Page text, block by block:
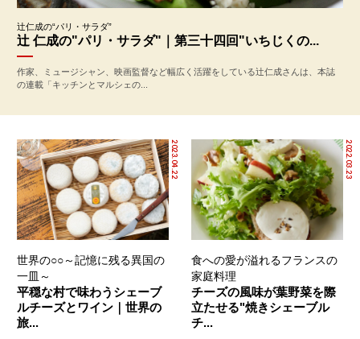
辻仁成の“パリ・サラダ”
辻 仁成の"パリ・サラダ"｜第三十四回"いちじくの...
作家、ミュージシャン、映画監督など幅広く活躍をしている辻仁成さんは、本誌
の連載「キッチンとマルシェの...
2023.04.22
世界の○○～記憶に残る異国の
一皿～
平穏な村で味わうシェーブ
ルチーズとワイン｜世界の
旅...
2022.03.23
食への愛が溢れるフランスの
家庭料理
チーズの風味が葉野菜を際
立たせる"焼きシェーブル
チ...